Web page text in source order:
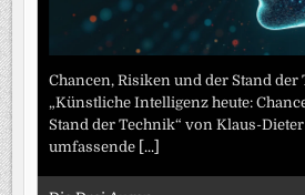
Chancen, Risiken und der Stand der
„Künstliche Intelligenz heute:
Stand der Technik“ von Klaus-
umfassende [...]